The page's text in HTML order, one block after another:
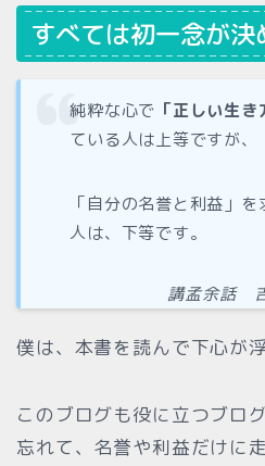
すべては初一念が決
純粋な心で 「正しい生き
ている人は上等ですが、
「自分の名誉と利益」
人は、下等です。
講孟余話
僕は、本書を読んで下心が
このブログも役に立つブロ
忘れて、名誉や利益だけに